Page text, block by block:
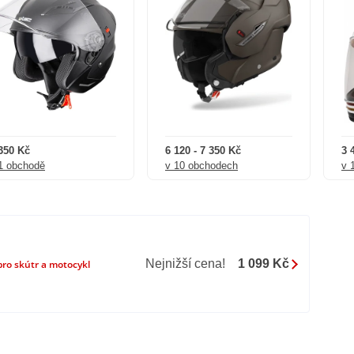
Kč
obchodě
6 120 - 7 350 Kč
v 10 obchodech
3
v
skútr a motocykl Nejnižší cena! 1 099 Kč